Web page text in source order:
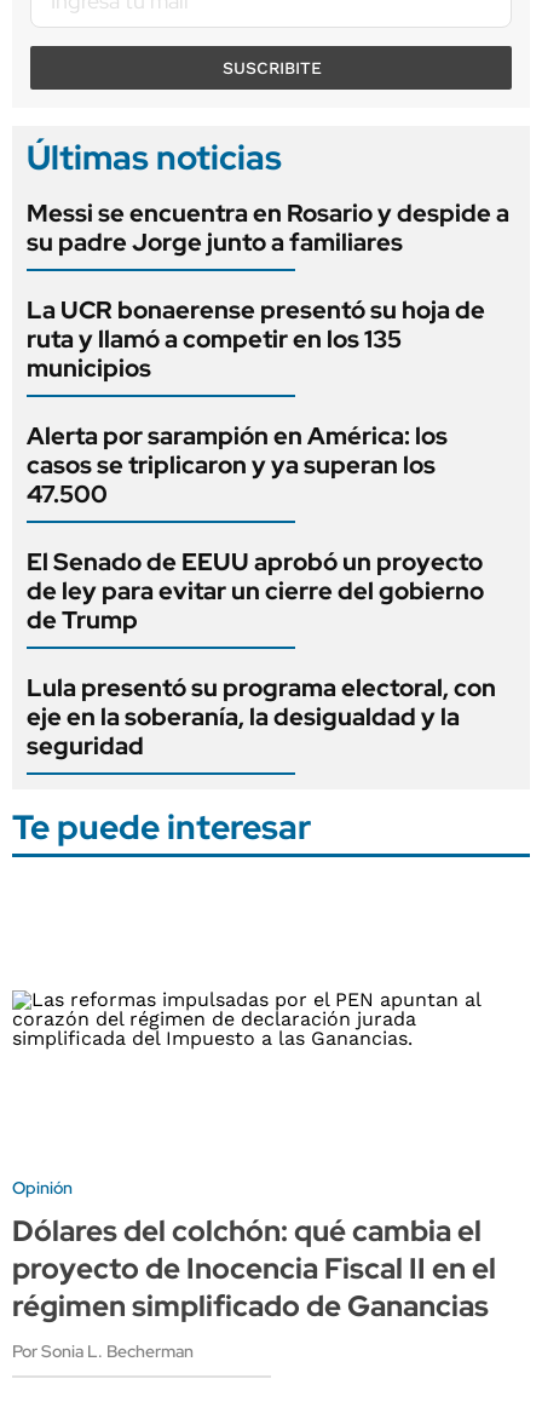
SUSCRIBITE
Últimas noticias
Messi se encuentra en Rosario y despide a
su padre Jorge junto a familiares
La UCR bonaerense presentó su hoja de
ruta y llamó a competir en los 135
municipios
Alerta por sarampión en América: los
casos se triplicaron y ya superan los
47.500
El Senado de EEUU aprobó un proyecto
de ley para evitar un cierre del gobierno
de Trump
Lula presentó su programa electoral, con
eje en la soberanía, la desigualdad y la
seguridad
Te puede interesar
Opinión
Dólares del colchón: qué cambia el
proyecto de Inocencia Fiscal II en el
régimen simplificado de Ganancias
Por Sonia L. Becherman